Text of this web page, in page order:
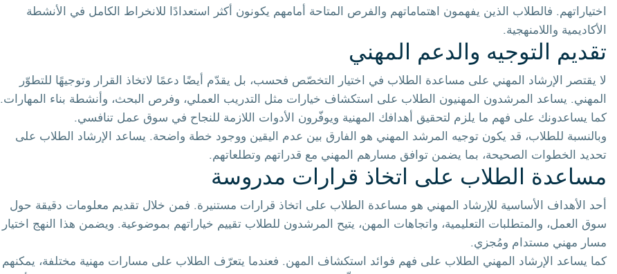
اختياراتهم. فالطلاب الذين يفهمون اهتماماتهم والفرص المتاحة أمامهم يكونون أكثر استعدادًا للانخراط الكامل في الأنشطة
الأكاديمية واللامنهجية.
تقديم التوجيه والدعم المهني
لا يقتصر الإرشاد المهني على مساعدة الطلاب في اختيار التخصّص فحسب، بل يقدّم أيضًا دعمًا لاتخاذ القرار وتوجيهًا للتطوّر
المهني. يساعد المرشدون المهنيون الطلاب على استكشاف خيارات مثل التدريب العملي، وفرص البحث، وأنشطة بناء المهارات.
كما يساعدونك على فهم ما يلزم لتحقيق أهدافك المهنية ويوفّرون الأدوات اللازمة للنجاح في سوق عمل تنافسي.
وبالنسبة للطلاب، قد يكون توجيه المرشد المهني هو الفارق بين عدم اليقين ووجود خطة واضحة. يساعد الإرشاد الطلاب على
تحديد الخطوات الصحيحة، بما يضمن توافق مسارهم المهني مع قدراتهم وتطلعاتهم.
مساعدة الطلاب على اتخاذ قرارات مدروسة
أحد الأهداف الأساسية للإرشاد المهني هو مساعدة الطلاب على اتخاذ قرارات مستنيرة. فمن خلال تقديم معلومات دقيقة حول
سوق العمل، والمتطلبات التعليمية، واتجاهات المهن، يتيح المرشدون للطلاب تقييم خياراتهم بموضوعية. ويضمن هذا النهج اختيار
مسار مهني مستدام ومُجزي.
كما يساعد الإرشاد المهني الطلاب على فهم فوائد استكشاف المهن. فعندما يتعرّف الطلاب على مسارات مهنية مختلفة، يمكنهم